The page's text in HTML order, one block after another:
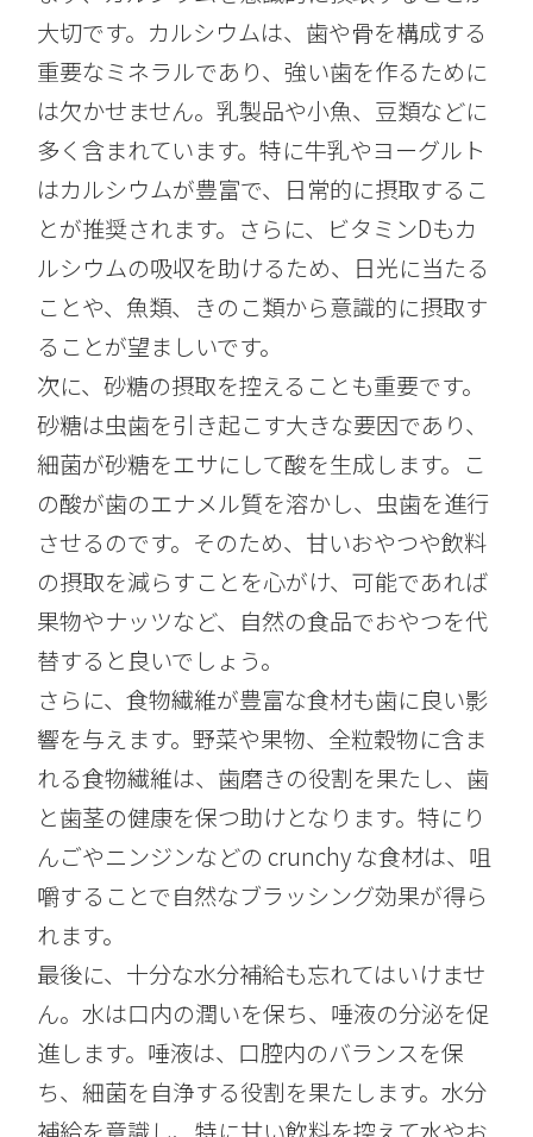
大切です。カルシウムは、歯や骨を構成する
重要なミネラルであり、強い歯を作るために
は欠かせません。乳製品や小魚、豆類などに
多く含まれています。特に牛乳やヨーグルト
はカルシウムが豊富で、日常的に摂取するこ
とが推奨されます。さらに、ビタミンDもカ
ルシウムの吸収を助けるため、日光に当たる
ことや、魚類、きのこ類から意識的に摂取す
ることが望ましいです。
次に、砂糖の摂取を控えることも重要です。
砂糖は虫歯を引き起こす大きな要因であり、
細菌が砂糖をエサにして酸を生成します。こ
の酸が歯のエナメル質を溶かし、虫歯を進行
させるのです。そのため、甘いおやつや飲料
の摂取を減らすことを心がけ、可能であれば
果物やナッツなど、自然の食品でおやつを代
替すると良いでしょう。
さらに、食物繊維が豊富な食材も歯に良い影
響を与えます。野菜や果物、全粒穀物に含ま
れる食物繊維は、歯磨きの役割を果たし、歯
と歯茎の健康を保つ助けとなります。特にり
んごやニンジンなどの crunchy な食材は、咀
嚼することで自然なブラッシング効果が得ら
れます。
最後に、十分な水分補給も忘れてはいけませ
ん。水は口内の潤いを保ち、唾液の分泌を促
進します。唾液は、口腔内のバランスを保
ち、細菌を自浄する役割を果たします。水分